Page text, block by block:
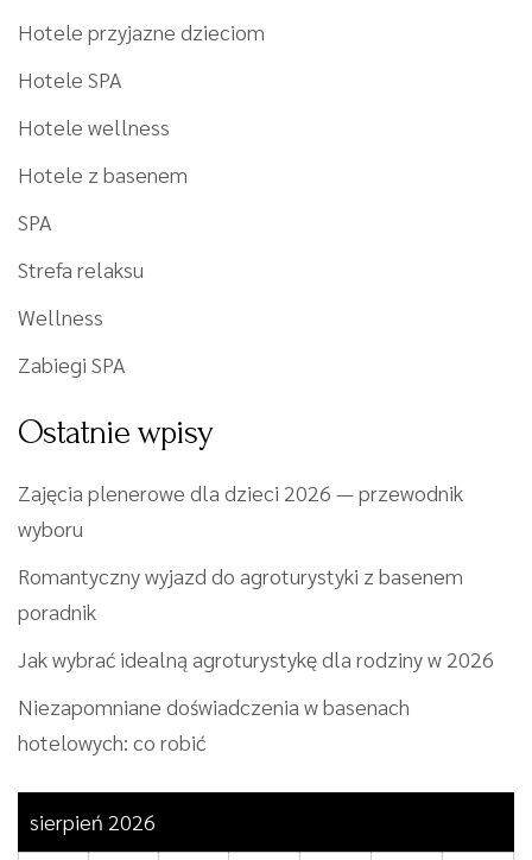
Hotele przyjazne dzieciom
Hotele SPA
Hotele wellness
Hotele z basenem
SPA
Strefa relaksu
Wellness
Zabiegi SPA
Ostatnie wpisy
Zajęcia plenerowe dla dzieci 2026 — przewodnik
wyboru
Romantyczny wyjazd do agroturystyki z basenem
poradnik
Jak wybrać idealną agroturystykę dla rodziny w 2026
Niezapomniane doświadczenia w basenach
hotelowych: co robić
sierpień 2026